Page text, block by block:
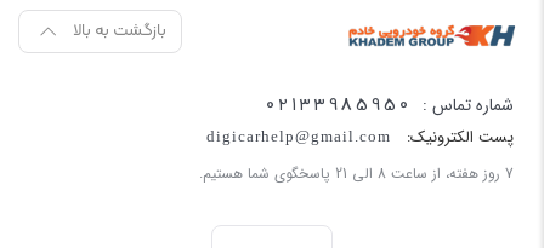
بازگشت به بالا
شماره تماس : 02133985950
پست الکترونیک: digicarhelp@gmail.com
7 روز هفته، از ساعت 8 الی 21 پاسخگوی شما هستیم.